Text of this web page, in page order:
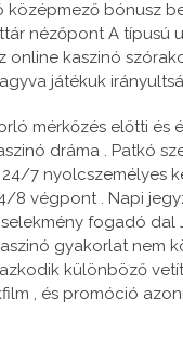
bónusz
nézőpont A
kaszinó
játékuk
mérkőzés előtti
dráma . Patkó
7 nyolcszemélyes
8 végpont . Napi
fogadó
gyakorlat
különböző
, és promóció